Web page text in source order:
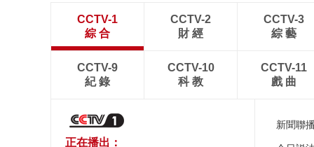
CCTV-1
綜 合
CCTV-2
財 經
CCTV-3
綜 藝
CCTV-9
紀 錄
CCTV-10
科 教
CCTV-11
戲 曲
正在播出：
新聞聯